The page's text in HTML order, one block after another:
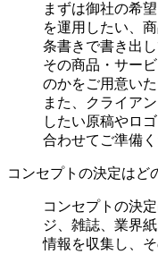
まずは御社の希
を運用したい、
条書きで書き出
その商品・サー
のかをご用意い
また、クライア
したい原稿やロ
合わせてご準備く
コンセプトの決定はど
コンセプトの決
ジ、雑誌、業界
情報を収集し、